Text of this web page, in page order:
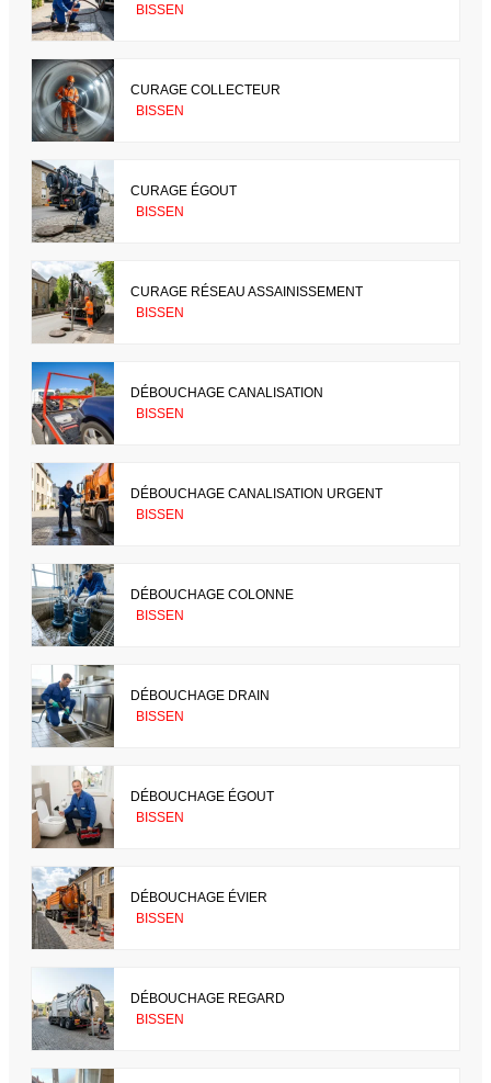
BISSEN
CURAGE COLLECTEUR
BISSEN
CURAGE ÉGOUT
BISSEN
CURAGE RÉSEAU ASSAINISSEMENT
BISSEN
DÉBOUCHAGE CANALISATION
BISSEN
DÉBOUCHAGE CANALISATION URGENT
BISSEN
DÉBOUCHAGE COLONNE
BISSEN
DÉBOUCHAGE DRAIN
BISSEN
DÉBOUCHAGE ÉGOUT
BISSEN
DÉBOUCHAGE ÉVIER
BISSEN
DÉBOUCHAGE REGARD
BISSEN